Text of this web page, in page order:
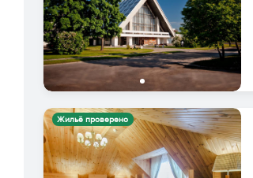
Жильё проверено